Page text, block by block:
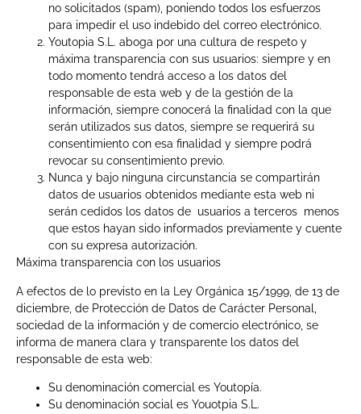
no solicitados (spam), poniendo todos los esfuerzos
para impedir el uso indebido del correo electrónico.
Youtopia S.L. aboga por una cultura de respeto y
máxima transparencia con sus usuarios: siempre y en
todo momento tendrá acceso a los datos del
responsable de esta web y de la gestión de la
información, siempre conocerá la finalidad con la que
serán utilizados sus datos, siempre se requerirá su
consentimiento con esa finalidad y siempre podrá
revocar su consentimiento previo.
Nunca y bajo ninguna circunstancia se compartirán
datos de usuarios obtenidos mediante esta web ni
serán cedidos los datos de usuarios a terceros menos
que estos hayan sido informados previamente y cuente
con su expresa autorización.
Máxima transparencia con los usuarios
A efectos de lo previsto en la Ley Orgánica 15/1999, de 13 de
diciembre, de Protección de Datos de Carácter Personal,
sociedad de la información y de comercio electrónico, se
informa de manera clara y transparente los datos del
responsable de esta web:
Su denominación comercial es Youtopía.
Su denominación social es Youotpia S.L.